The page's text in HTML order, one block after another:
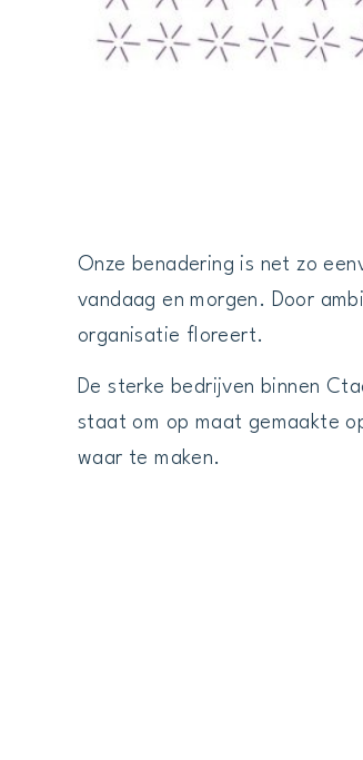
Onze benadering is net zo
vandaag en morgen. Door
organisatie floreert.
De sterke bedrijven binnen
staat om op maat gemaakte
waar te maken.